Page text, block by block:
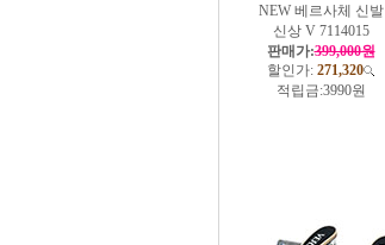
NEW 베르사체 신발
신상 V 7114015
판매가:399,000원
할인가: 271,320
적립금:3990원